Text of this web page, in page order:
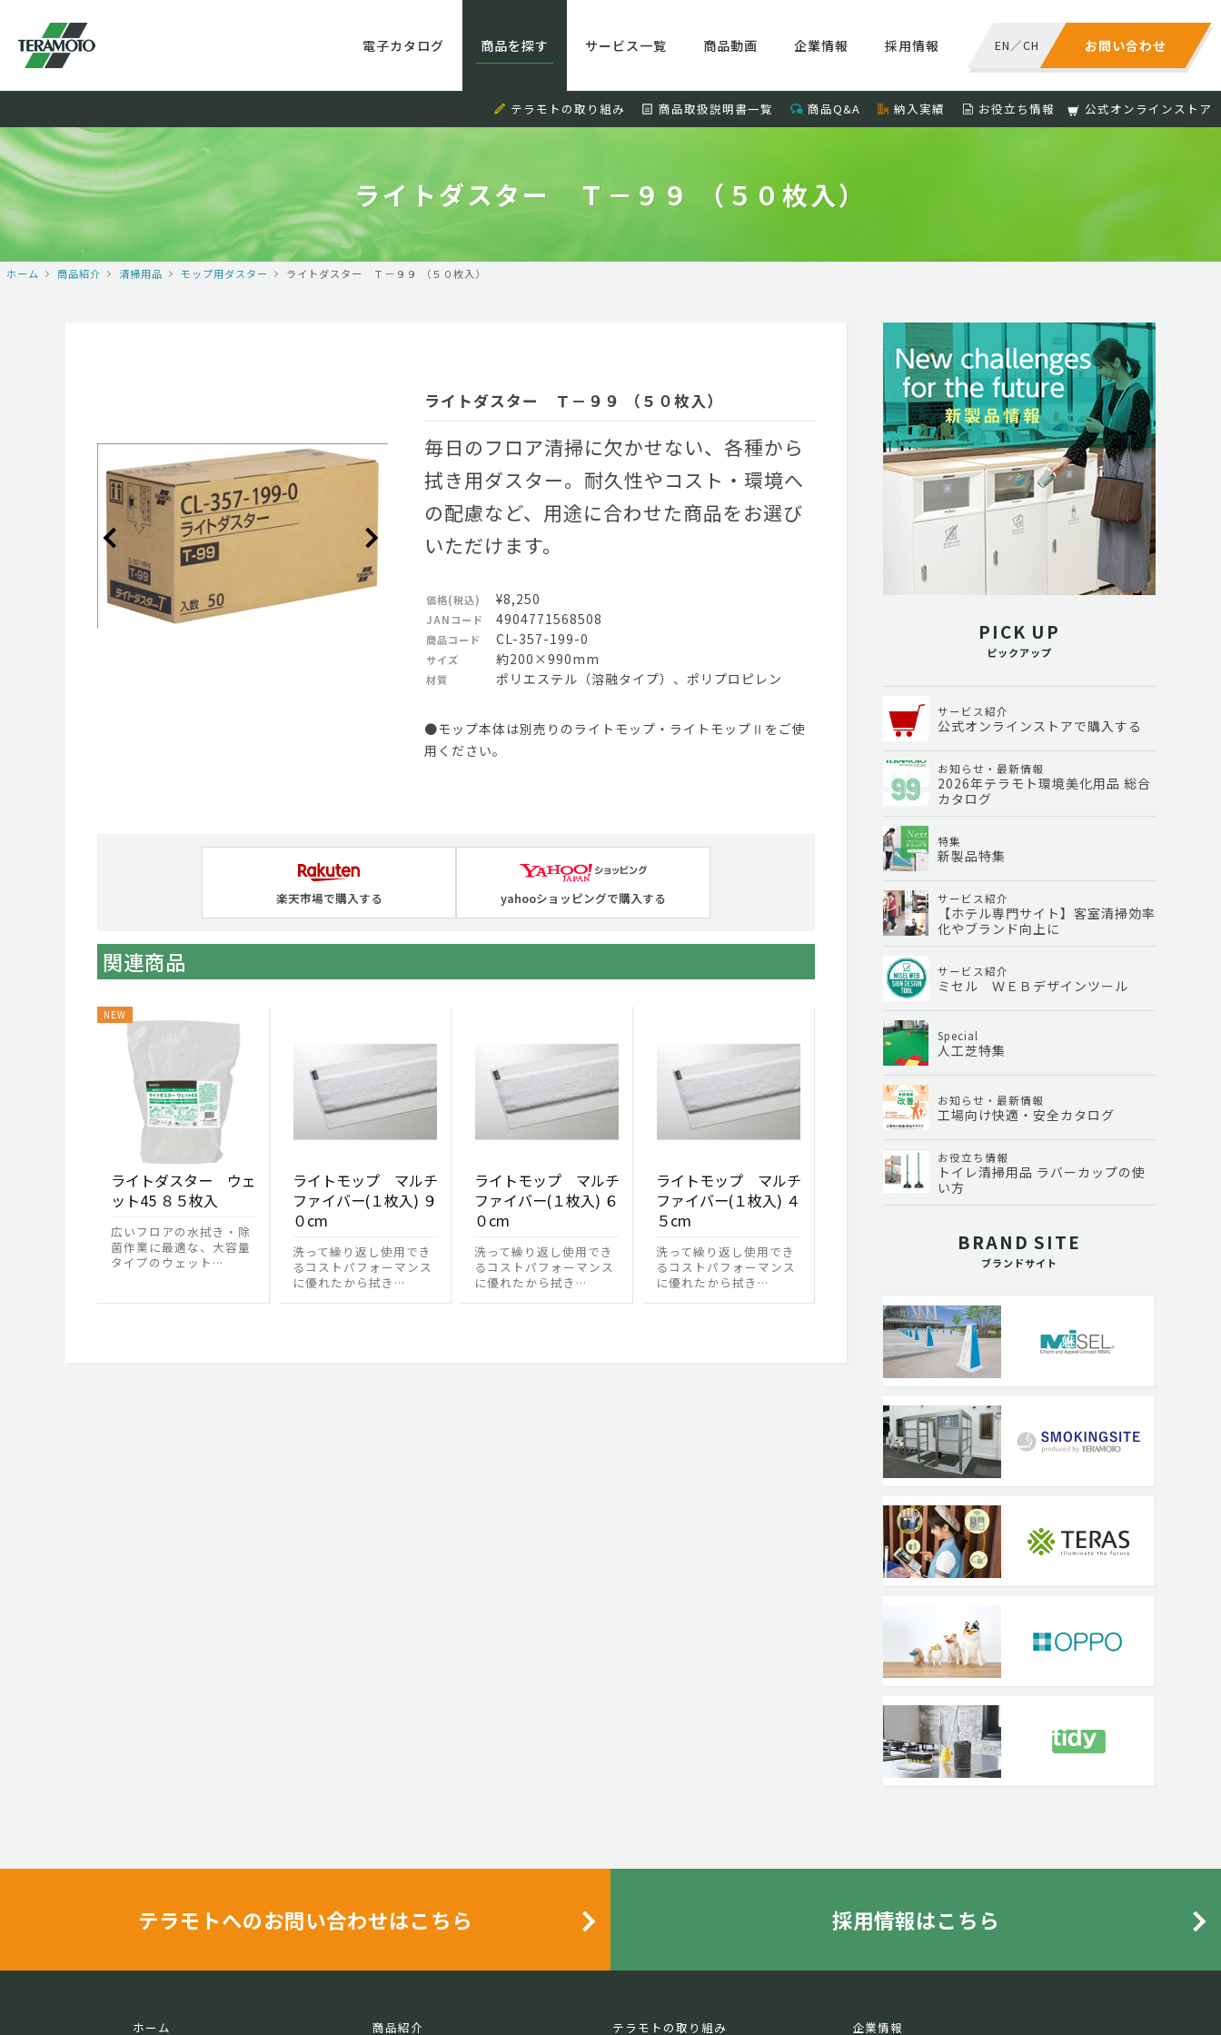
お問い合わせ
EN／CH
電子カタログ 商品を探す サービス一覧 商品動画 企業情報 採用情報
テラモトの取り組み 商品取扱説明書一覧 商品Q&A 納入実績 お役立ち情報 公式オンラインストア
ライトダスター Ｔ－９９ （５０枚入）
ホーム 商品紹介 清掃用品 モップ用ダスター ライトダスター Ｔ－９９ （５０枚入）
ライトダスター Ｔ－９９ （５０枚入）
毎日のフロア清掃に欠かせない、各種から
拭き用ダスター。耐久性やコスト・環境へ
の配慮など、用途に合わせた商品をお選び
いただけます。
価格(税込) ¥8,250
JANコード 4904771568508
商品コード CL-357-199-0
サイズ 約200×990mm
材質 ポリエステル（溶融タイプ）、ポリプロピレン
●モップ本体は別売りのライトモップ・ライトモップⅡをご使
用ください。
楽天市場で購入する yahooショッピングで購入する
関連商品
ライトダスター ウェ
ット45 ８５枚入
広いフロアの水拭き・除
菌作業に最適な、大容量
タイプのウェット…
ライトモップ マルチ
ファイバー(１枚入) ９
０cm
洗って繰り返し使用でき
るコストパフォーマンス
に優れたから拭き…
ライトモップ マルチ
ファイバー(１枚入) ６
０cm
洗って繰り返し使用でき
るコストパフォーマンス
に優れたから拭き…
ライトモップ マルチ
ファイバー(１枚入) ４
５cm
洗って繰り返し使用でき
るコストパフォーマンス
に優れたから拭き…
PICK UP
ピックアップ
サービス紹介
公式オンラインストアで購入する
お知らせ・最新情報
2026年テラモト環境美化用品 総合
カタログ
特集
新製品特集
サービス紹介
【ホテル専門サイト】客室清掃効率
化やブランド向上に
サービス紹介
ミセル ＷＥＢデザインツール
Special
人工芝特集
お知らせ・最新情報
工場向け快適・安全カタログ
お役立ち情報
トイレ清掃用品 ラバーカップの使
い方
BRAND SITE
ブランドサイト
テラモトへのお問い合わせはこちら 採用情報はこちら
ホーム 商品紹介 テラモトの取り組み 企業情報